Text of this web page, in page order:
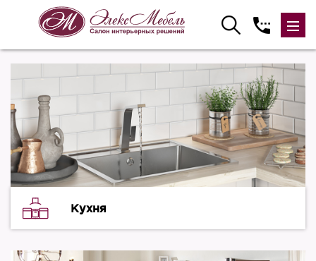
Кухня